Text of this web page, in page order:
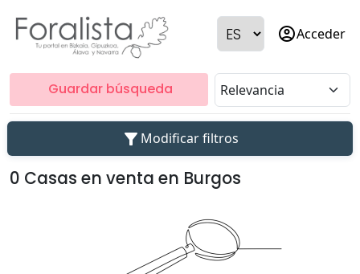
account_circleAcceder
Guardar búsqueda
filter_alt Modificar filtros
0 Casas en venta en Burgos